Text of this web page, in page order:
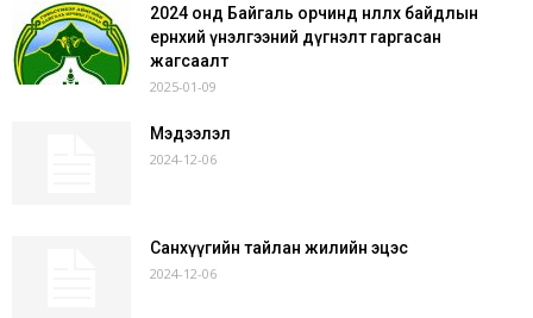
2024 онд Байгаль орчинд нөлөөлөх байдлын
ерөнхий үнэлгээний дүгнэлт гаргасан
жагсаалт
2025-01-09
Мэдээлэл
2024-12-06
Санхүүгийн тайлан жилийн эцэс
2024-12-06